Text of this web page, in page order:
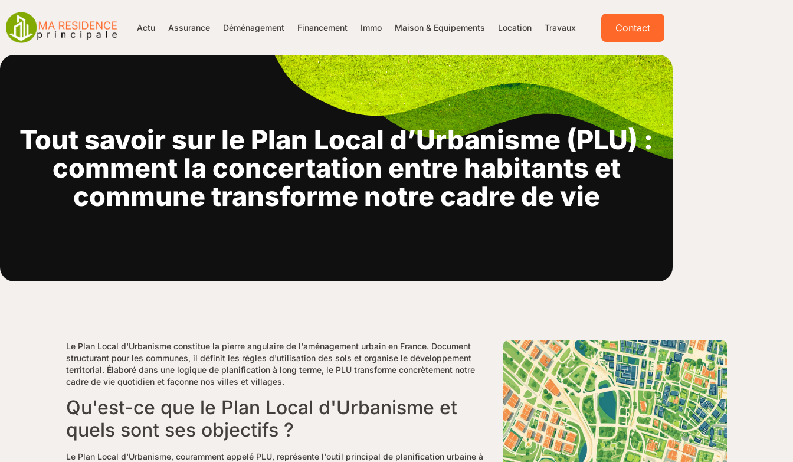
Actu Assurance Déménagement Financement Immo Maison & Equipements Location Travaux Contact
Tout savoir sur le Plan Local d’Urbanisme (PLU) :
comment la concertation entre habitants et
commune transforme notre cadre de vie
Le Plan Local d'Urbanisme constitue la pierre angulaire de l'aménagement urbain en France. Document
structurant pour les communes, il définit les règles d'utilisation des sols et organise le développement
territorial. Élaboré dans une logique de planification à long terme, le PLU transforme concrètement notre
cadre de vie quotidien et façonne nos villes et villages.
Qu'est-ce que le Plan Local d'Urbanisme et
quels sont ses objectifs ?
Le Plan Local d'Urbanisme, couramment appelé PLU, représente l'outil principal de planification urbaine à